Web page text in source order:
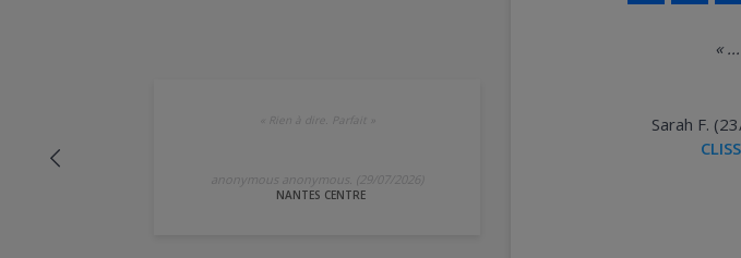
Rien à dire. Parfait
anonymous anonymous. (29/07/2026)
NANTES CENTRE
« ...
Sarah F.